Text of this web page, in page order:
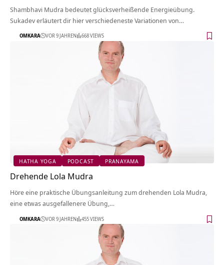
Shambhavi Mudra bedeutet glücksverheißende Energieübung.
Sukadev erläutert dir hier verschiedeneste Variationen von…
OMKARA VOR 9 JAHREN 668 VIEWS
HATHA YOGA PODCAST PRANAYAMA
Drehende Lola Mudra
Höre eine praktische Übungsanleitung zum drehenden Lola Mudra,
eine etwas ausgefallenere Übung,…
OMKARA VOR 9 JAHREN 455 VIEWS